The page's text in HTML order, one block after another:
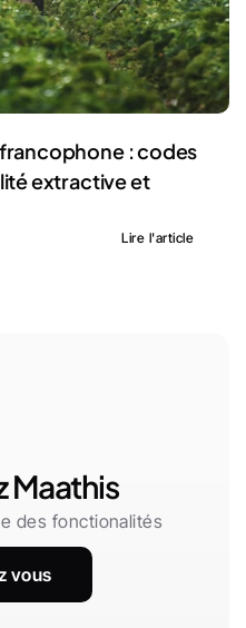
: codes
extractive et
Lire l'article
Maathis
des fonctionalités
vous